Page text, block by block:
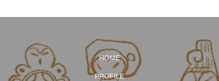
HOME
PROFILE